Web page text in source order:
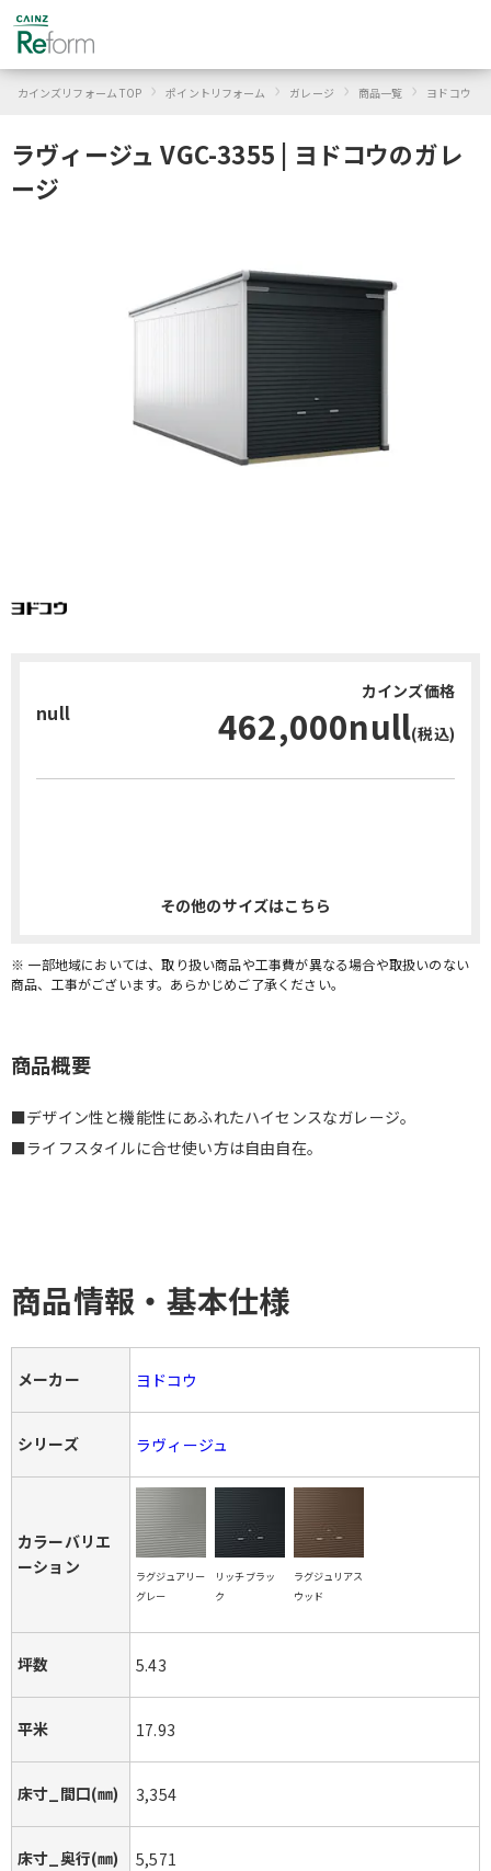
カインズリフォーム TOP › ポイントリフォーム › ガレージ › 商品一覧 › ヨドコウ
ラヴィージュ VGC-3355 | ヨドコウのガレ
ージ
null
カインズ価格
462,000null(税込)
その他のサイズはこちら
※ 一部地域においては、取り扱い商品や工事費が異なる場合や取扱いのない
商品、工事がございます。あらかじめご了承ください。
商品概要
■デザイン性と機能性にあふれたハイセンスなガレージ。
■ライフスタイルに合せ使い方は自由自在。
商品情報・基本仕様
メーカー ヨドコウ
シリーズ ラヴィージュ
カラーバリエ
ーション
ラグジュアリー
グレー
リッチブラッ
ク
ラグジュリアス
ウッド
坪数 5.43
平米 17.93
床寸_間口(㎜) 3,354
床寸_奥行(㎜) 5,571